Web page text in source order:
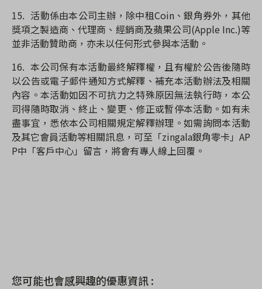
15. 活動係由本公司主辦，除中租Coin、銀角券外，其他
獎項之製造商、代理商、經銷商及蘋果公司(Apple Inc.)等
並非活動贊助商，亦未以任何形式參與本活動。
16. 本公司保有本活動最終解釋權，且有權於公告後隨時
以公告或電子郵件通知方式解釋、補充本活動辦法及相關
內容。本活動如因不可抗力之特殊原因無法執行時，本公
司得隨時取消、終止、變更、修正或暫停本活動。如有未
盡事宜，悉依本公司相關規定解釋辦理。如需詢問本活動
及其它會員活動等相關訊息，可至「zingala銀角零卡」AP
P中「客戶中心」留言，將會有專人線上回覆。
您可能也會感興趣的優惠資訊 :